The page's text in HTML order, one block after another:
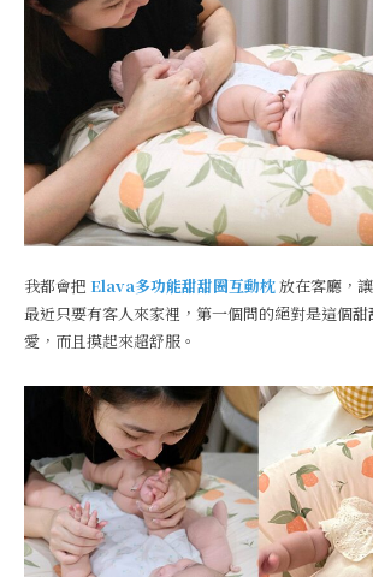
我都會把 Elava多功能甜甜圈互動枕放在客廳，
最近只要有客人來家裡，第一個問的絕對是這個
愛，而且摸起來超舒服。